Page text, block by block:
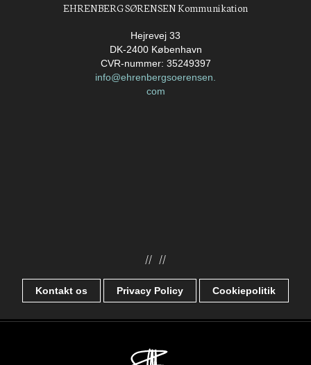
EHRENBERG SØRENSEN Kommunikation
Hejrevej 33
DK-2400 København
CVR-nummer: 35249397
info@ehrenbergsoerensen.
com
// //
Kontakt os Privacy Policy Cookiepolitik